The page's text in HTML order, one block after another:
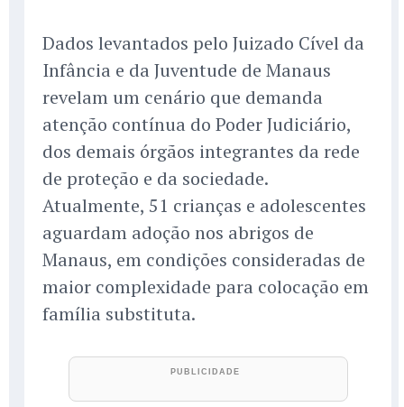
Dados levantados pelo Juizado Cível da
Infância e da Juventude de Manaus
revelam um cenário que demanda
atenção contínua do Poder Judiciário,
dos demais órgãos integrantes da rede
de proteção e da sociedade.
Atualmente, 51 crianças e adolescentes
aguardam adoção nos abrigos de
Manaus, em condições consideradas de
maior complexidade para colocação em
família substituta.